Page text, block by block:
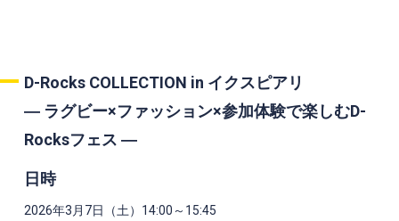
D-Rocks COLLECTION in イクスピアリ
― ラグビー×ファッション×参加体験で楽しむD-
Rocksフェス ―
日時
2026年3 月 7日（土） 14:00 ～ 15:45